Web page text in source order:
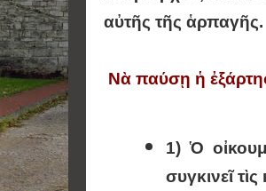
αὐτῆς τῆς ἁρπαγῆς.
Νὰ παύσῃ ἡ
1) Ὁ
συγκινεῖ